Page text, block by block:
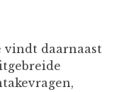
vindt daarnaast